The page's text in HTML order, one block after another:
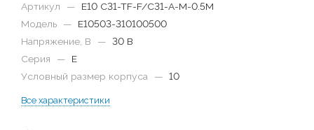
Артикул
—
E10 C31-TF-F/C31-A-M-0.5M
Модель
—
E10503-310100500
Напряжение, В
— 30 В
Серия
—
E
Условный размер корпуса
— 10
Все характеристики